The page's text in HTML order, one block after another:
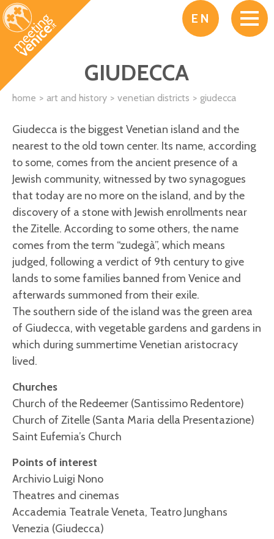
Skip to main content
EN
GIUDECCA
home art and history venetian districts giudecca
Giudecca is the biggest Venetian island and the
nearest to the old town center. Its name, according
to some, comes from the ancient presence of a
Jewish community, witnessed by two synagogues
that today are no more on the island, and by the
discovery of a stone with Jewish enrollments near
the Zitelle. According to some others, the name
comes from the term “zudegà”, which means
judged, following a verdict of 9th century to give
lands to some families banned from Venice and
afterwards summoned from their exile.
The southern side of the island was the green area
of Giudecca, with vegetable gardens and gardens in
which during summertime Venetian aristocracy
lived.
Churches
Church of the Redeemer (Santissimo Redentore)
Church of Zitelle (Santa Maria della Presentazione)
Saint Eufemia’s Church
Points of interest
Archivio Luigi Nono
Theatres and cinemas
Accademia Teatrale Veneta, Teatro Junghans
Venezia (Giudecca)